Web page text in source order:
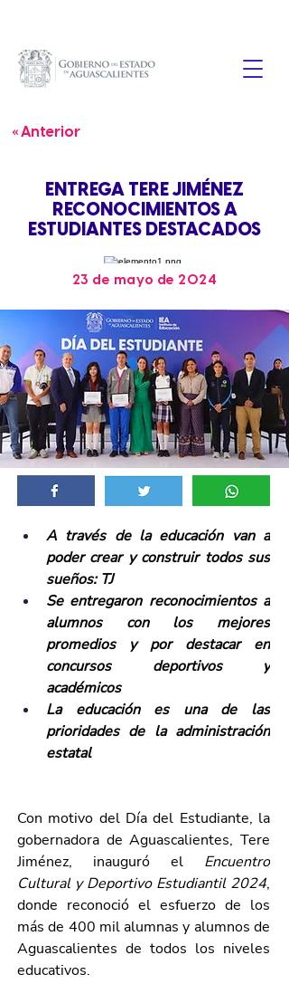
« Anterior
ENTREGA TERE JIMÉNEZ
RECONOCIMIENTOS A
ESTUDIANTES DESTACADOS
23 de mayo de 2024
A través de la educación van a
poder crear y construir todos sus
sueños: TJ
Se entregaron reconocimientos a
alumnos con los mejores
promedios y por destacar en
concursos deportivos y
académicos
La educación es una de las
prioridades de la administración
estatal
Con motivo del Día del Estudiante, la
gobernadora de Aguascalientes, Tere
Jiménez, inauguró el Encuentro
Cultural y Deportivo Estudiantil 2024,
donde reconoció el esfuerzo de los
más de 400 mil alumnas y alumnos de
Aguascalientes de todos los niveles
educativos.